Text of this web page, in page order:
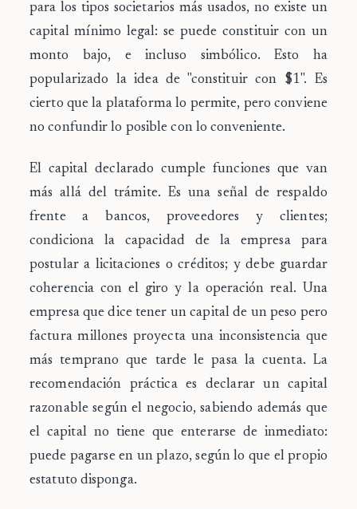
para los tipos societarios más usados, no existe un
capital mínimo legal: se puede constituir con un
monto bajo, e incluso simbólico. Esto ha
popularizado la idea de "constituir con $1". Es
cierto que la plataforma lo permite, pero conviene
no confundir lo posible con lo conveniente.
El capital declarado cumple funciones que van
más allá del trámite. Es una señal de respaldo
frente a bancos, proveedores y clientes;
condiciona la capacidad de la empresa para
postular a licitaciones o créditos; y debe guardar
coherencia con el giro y la operación real. Una
empresa que dice tener un capital de un peso pero
factura millones proyecta una inconsistencia que
más temprano que tarde le pasa la cuenta. La
recomendación práctica es declarar un capital
razonable según el negocio, sabiendo además que
el capital no tiene que enterarse de inmediato:
puede pagarse en un plazo, según lo que el propio
estatuto disponga.